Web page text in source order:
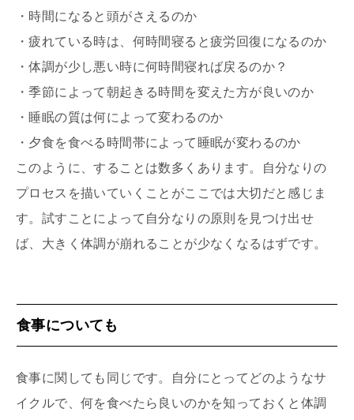
・時間になると頭がさえるのか
・疲れている時は、何時間寝ると疲労回復になるのか
・体調が少し悪い時に何時間寝れば戻るのか？
・季節によって朝起きる時間を変えた方が良いのか
・睡眠の質は何によって変わるのか
・夕食を食べる時間帯によって睡眠が変わるのか
このように、することは数多くあります。自分なりの
プロセスを描いていくことがここでは大切だと感じま
す。試すことによって自分なりの原則を見つけ出せ
ば、大きく体調が崩れることが少なくなるはずです。
食事についても
食事に関しても同じです。自分にとってどのようなサ
イクルで、何を食べたら良いのかを知っておくと体調